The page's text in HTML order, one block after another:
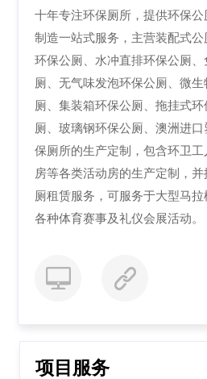
十年专注环保厕所，提供环保公
制造一站式服务，主营装配式
环保公厕、水冲直排环保公厕
厕、无气味发泡环保公厕、微
厕、集装箱环保公厕、拖挂式
厕、玻璃钢环保公厕、澳洲进
保厕所的生产定制，包含环卫
房等各类活动房的生产定制，
厕租赁服务，可服务于大型马
各种体育赛事及礼仪会展活动。
项目服务